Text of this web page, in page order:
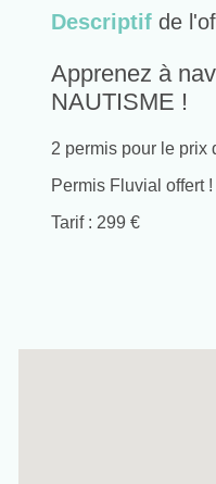
Descriptif de
Apprenez à
NAUTISME !
2 permis pour le prix
Permis Fluvial offert !
Tarif : 299 €